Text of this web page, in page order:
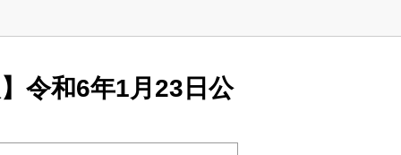
令和6年1月23日公